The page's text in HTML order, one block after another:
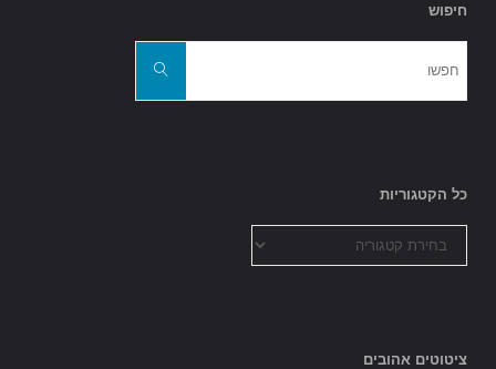
חיפוש
חפשו
כל הקטגוריות
הקטגוריות
ציטוטים אהובים